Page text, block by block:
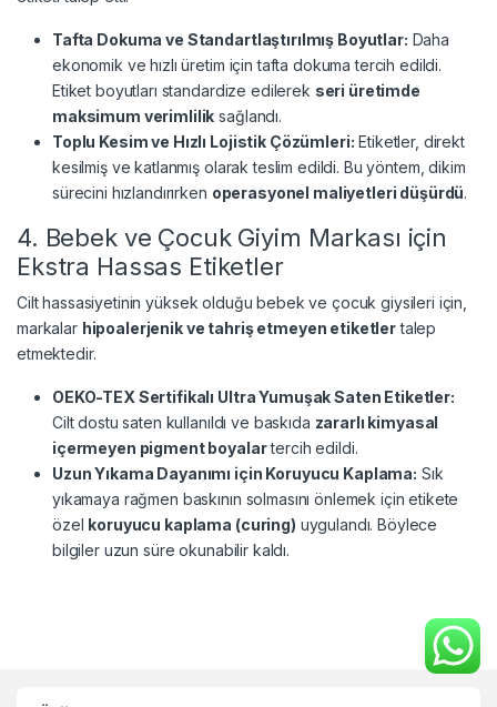
Tafta Dokuma ve Standartlaştırılmış Boyutlar: Daha
ekonomik ve hızlı üretim için tafta dokuma tercih edildi.
Etiket boyutları standardize edilerek seri üretimde
maksimum verimlilik sağlandı.
Toplu Kesim ve Hızlı Lojistik Çözümleri: Etiketler, direkt
kesilmiş ve katlanmış olarak teslim edildi. Bu yöntem, dikim
sürecini hızlandırırken operasyonel maliyetleri düşürdü.
4. Bebek ve Çocuk Giyim Markası için
Ekstra Hassas Etiketler
Cilt hassasiyetinin yüksek olduğu bebek ve çocuk giysileri için,
markalar hipoalerjenik ve tahriş etmeyen etiketlertalep
etmektedir.
OEKO-TEX Sertifikalı Ultra Yumuşak Saten Etiketler:
Cilt dostu saten kullanıldı ve baskıda zararlı kimyasal
içermeyen pigment boyalartercih edildi.
Uzun Yıkama Dayanımı için Koruyucu Kaplama: Sık
yıkamaya rağmen baskının solmasını önlemek için etikete
özel koruyucu kaplama (curing) uygulandı. Böylece
bilgiler uzun süre okunabilir kaldı.